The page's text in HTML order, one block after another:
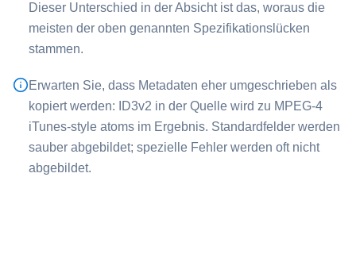
Dieser Unterschied in der Absicht ist das, woraus die
meisten der oben genannten Spezifikationslücken
stammen.
Erwarten Sie, dass Metadaten eher umgeschrieben als
kopiert werden: ID3v2 in der Quelle wird zu MPEG-4
iTunes-style atoms im Ergebnis. Standardfelder werden
sauber abgebildet; spezielle Fehler werden oft nicht
abgebildet.